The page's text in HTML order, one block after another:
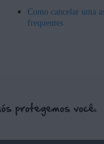
Como cancelar uma
frequentes